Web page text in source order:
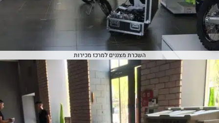
השכרת מצננים למרכז מכירות